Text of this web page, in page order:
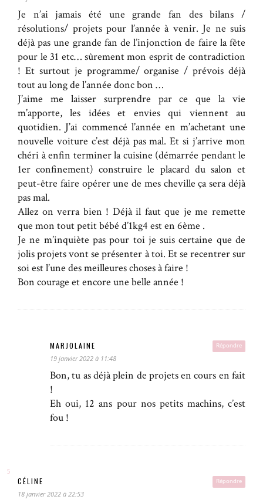
Je n’ai jamais été une grande fan des bilans /
résolutions/ projets pour l’année à venir. Je ne suis
déjà pas une grande fan de l’injonction de faire la fête
pour le 31 etc… sûrement mon esprit de contradiction
! Et surtout je programme/ organise / prévois déjà
tout au long de l’année donc bon …
J’aime me laisser surprendre par ce que la vie
m’apporte, les idées et envies qui viennent au
quotidien. J’ai commencé l’année en m’achetant une
nouvelle voiture c’est déjà pas mal. Et si j’arrive mon
chéri à enfin terminer la cuisine (démarrée pendant le
1er confinement) construire le placard du salon et
peut-être faire opérer une de mes cheville ça sera déjà
pas mal.
Allez on verra bien ! Déjà il faut que je me remette
que mon tout petit bébé d’1kg4 est en 6ème .
Je ne m’inquiète pas pour toi je suis certaine que de
jolis projets vont se présenter à toi. Et se recentrer sur
soi est l’une des meilleures choses à faire !
Bon courage et encore une belle année !
Répondre
MARJOLAINE
19 janvier 2022 à 11:48
Bon, tu as déjà plein de projets en cours en fait
!
Eh oui, 12 ans pour nos petits machins, c’est
fou !
Répondre
CÉLINE
18 janvier 2022 à 22:53